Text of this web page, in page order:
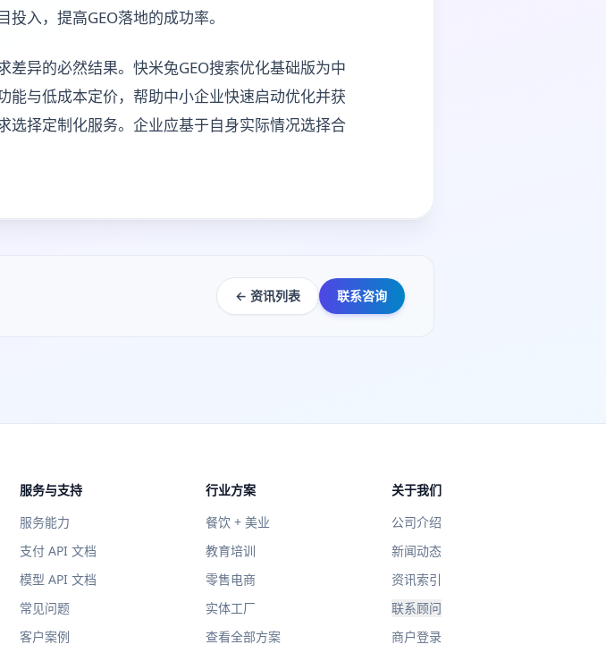
入，提高GEO落地的成功率。
异的必然结果。快米兔GEO搜索优化基础版为中
能与低成本定价，帮助中小企业快速启动优化并获
选择定制化服务。企业应基于自身实际情况选择合
← 资讯列表 联系咨询
服务与支持
服务能力
支付 API 文档
模型 API 文档
常见问题
客户案例
行业方案
餐饮 + 美业
教育培训
零售电商
实体工厂
查看全部方案
关于我们
公司介绍
新闻动态
资讯索引
联系顾问
商户登录